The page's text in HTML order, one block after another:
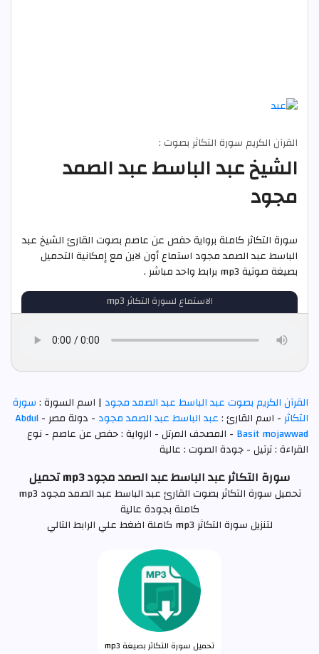
القرآن الكريم سورة التكاثر بصوت :
الشيخ عبد الباسط عبد الصمد
مجود
سورة التكاثر كاملة برواية حفص عن عاصم بصوت القارئ الشيخ عبد
الباسط عبد الصمد مجود استماع أون لاين مع إمكانية التحميل
بصيغة صوتية mp3 برابط واحد مباشر .
الاستماع لسورة التكاثر mp3
القرآن الكريم بصوت عبد الباسط عبد الصمد مجود | اسم السورة :سورة
التكاثر- اسم القارئ :عبد الباسط عبد الصمد مجود - دولة مصر -Abdul
Basit mojawwad - المصحف المرتل - الرواية : حفص عن عاصم - نوع
القراءة : ترتيل - جودة الصوت : عالية
سورة التكاثر عبد الباسط عبد الصمد مجود mp3 تحميل
تحميل سورة التكاثر بصوت القارئ عبد الباسط عبد الصمد مجود mp3
كاملة بجودة عالية
لتنزيل سورة التكاثر mp3 كاملة اضغط علي الرابط التالي
تحميل سورة التكاثر بصيغة mp3